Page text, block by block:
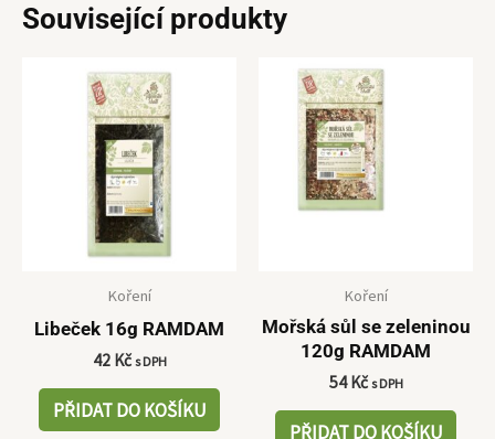
Související produkty
Koření
Libeček 16g RAMDAM
42 Kč s DPH
PŘIDAT DO KOŠÍKU
Koření
Mořská sůl se zeleninou
120g RAMDAM
54Kč s DPH
PŘIDAT DO KOŠÍKU